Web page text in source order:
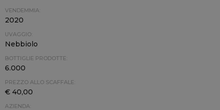
VENDEMMIA:
2020
UVAGGIO:
Nebbiolo
BOTTIGLIE PRODOTTE:
6.000
PREZZO ALLO SCAFFALE:
€ 40,00
AZIENDA: